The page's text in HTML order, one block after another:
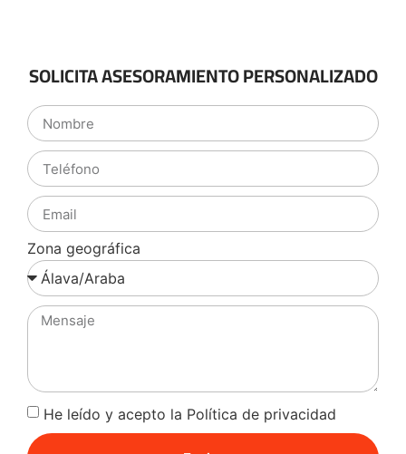
SOLICITA ASESORAMIENTO PERSONALIZADO
Zona geográfica
He leído y acepto la Política de privacidad